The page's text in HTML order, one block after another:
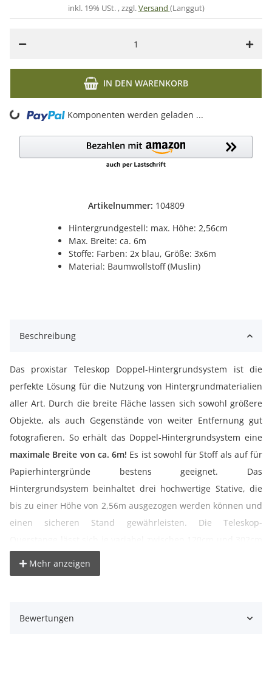
Artikelnummer: 104809
Hintergrundgestell: max. Höhe: 2,56cm
Max. Breite: ca. 6m
Stoffe: Farben: 2x blau, Größe: 3x6m
Material: Baumwollstoff (Muslin)
inkl. 19% USt. , zzgl.Versand (Langgut)
IN DEN WARENKORB
Komponenten werden geladen ...
Beschreibung
Das proxistar Teleskop Doppel-Hintergrundsystem ist die
perfekte Lösung für die Nutzung von Hintergrundmaterialien
aller Art. Durch die breite Fläche lassen sich sowohl größere
Objekte, als auch Gegenstände von weiter Entfernung gut
fotografieren. So erhält das Doppel-Hintergrundsystem eine
maximale Breite von ca. 6m! Es ist sowohl für Stoff als auf für
Papierhintergründe bestens geeignet. Das
Hintergrundsystem beinhaltet drei hochwertige Stative, die
bis zu einer Höhe von 2,56m ausgezogen werden können und
einen sicheren Stand gewährleisten. Die Teleskop-
einsetzbar und kann auch außerhalb des Studios "on
einfach und sicher transportiert werden.
Mehr anzeigen
Bewertungen